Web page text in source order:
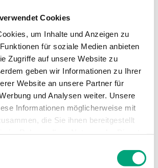
Cookies
um Inhalte und Anzeigen zu
für soziale Medien anbieten
Zugriffe auf unsere Website zu
geben wir Informationen zu Ihrer
Website an unsere Partner für
und Analysen weiter. Unsere
Informationen möglicherweise mit
die Sie ihnen bereitgestellt
V Ja
für Regio RCF-
Coil-Regler für 0...10 V
(207...253 V AC
50/60Hz / ), 3.0